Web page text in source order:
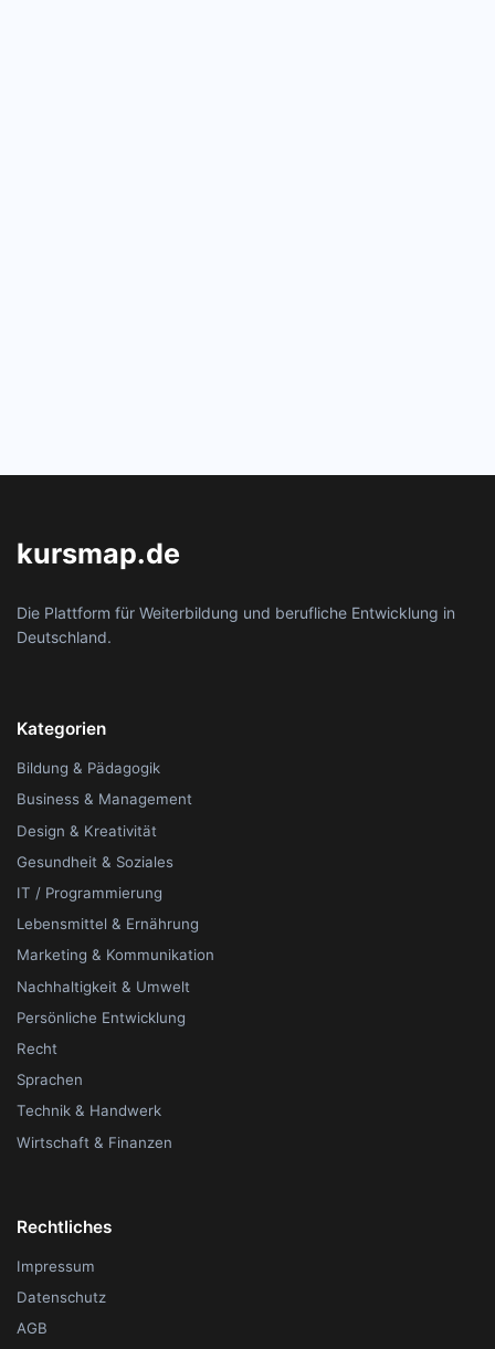
kursmap.de
Die Plattform für Weiterbildung und berufliche Entwicklung in
Deutschland.
Kategorien
Bildung & Pädagogik
Business & Management
Design & Kreativität
Gesundheit & Soziales
IT / Programmierung
Lebensmittel & Ernährung
Marketing & Kommunikation
Nachhaltigkeit & Umwelt
Persönliche Entwicklung
Recht
Sprachen
Technik & Handwerk
Wirtschaft & Finanzen
Rechtliches
Impressum
Datenschutz
AGB